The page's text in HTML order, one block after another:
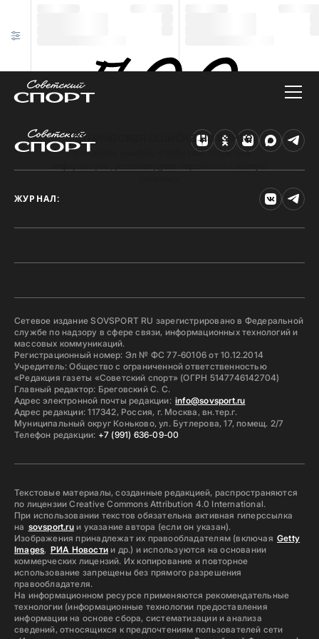
Техническая ошибка на сайте
Произошла ошибка. Чтобы найти нужную
ЖУРНАЛ:
Сетевое издание SOVSPORT RU зарегистрировано в Федеральной
службе по надзору в сфере связи, информационных технологий и
массовых коммуникаций.
Регистрационный номер: Эл № ФС 77-60106 от 10.12.2014
Учредитель: Общество с ограниченной ответственностью
«Редакция газеты «Советский спорт» (ОГРН 5147746142704)
Главный редактор: Бреговский С. С.
Адрес электронной почты редакции: info@sovsport.ru
Адрес редакции: 117342, Россия, г. Москва, вн.тер.г.
Муниципальный округ Коньково, ул. Бутлерова, 17, помещ. 2/7
Телефон редакции: +7 (991) 636-09-00
Текстовые материалы, созданные редакцией, распространяются
по лицензии Creative Commons Attribution 4.0 International.
При использовании текстов обязательна активная гиперссылка
на sovsport.ruи указание автора (если он указан).
Изображения принадлежат их правообладателям (включая Getty
Images, РИА Новостии др.) и используются на основании
коммерческих лицензий. Их копирование и повторное
использование запрещены без прямого разрешения
правообладателя.
На информационном ресурсе применяются рекомендательные
технологии (информационные технологии предоставления
информации на основе сбора, систематизации и анализа
сведений, относящихся к предпочтениям пользователей сети